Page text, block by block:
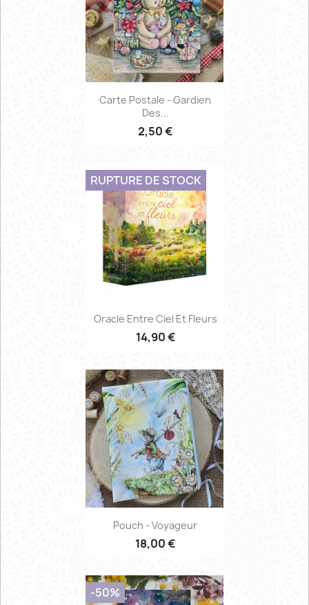
Carte Postale - Gardien
Des...
2,50 €
Oracle Entre Ciel Et Fleurs
14,90 €
RUPTURE DE STOCK
Pouch - Voyageur
18,00 €
-50%